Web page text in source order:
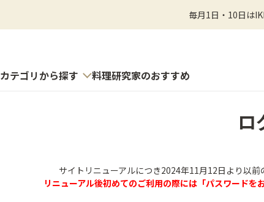
毎月1日・10日は
カテゴリから探す 料理研究家のおすすめ
ロ
サイトリニューアルにつき2024年11月12日より以
リニューアル後初めてのご利用の際には「パスワードを